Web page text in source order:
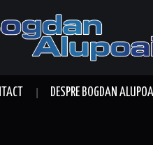
DESPRE BOGDAN